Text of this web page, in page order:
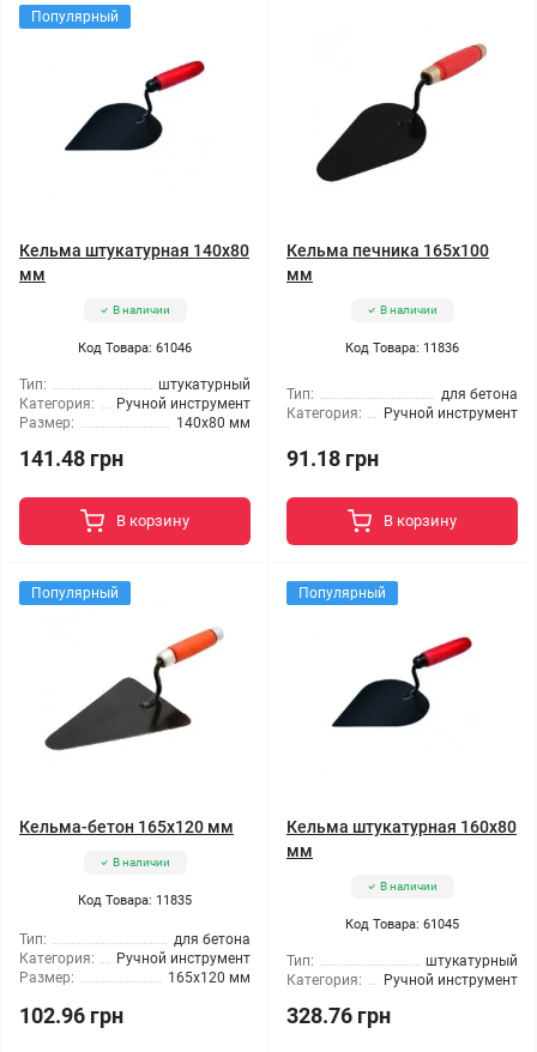
Популярный
Кельма штукатурная 140x80
мм
В наличии
Код Товара: 61046
Тип:
штукатурный
Категория:
Ручной инструмент
Размер:
140x80 мм
141.48 грн
В корзину
Кельма печника 165x100
мм
В наличии
Код Товара: 11836
Тип:
для бетона
Категория:
Ручной инструмент
91.18 грн
В корзину
Популярный
Кельма-бетон 165x120 мм
В наличии
Код Товара: 11835
Тип:
для бетона
Категория:
Ручной инструмент
Размер:
165x120 мм
102.96 грн
Популярный
Кельма штукатурная 160x80
мм
В наличии
Код Товара: 61045
Тип:
штукатурный
Категория:
Ручной инструмент
328.76 грн